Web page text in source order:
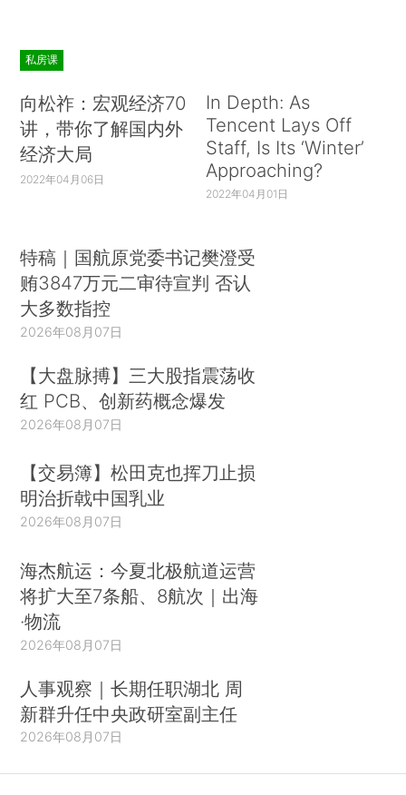
私房课
向松祚：宏观经济70
讲，带你了解国内外
经济大局
2022年04月06日
In Depth: As
Tencent Lays Off
Staff, Is Its ‘Winter’
Approaching?
2022年04月01日
特稿｜国航原党委书记樊澄受
贿3847万元二审待宣判 否认
大多数指控
2026年08月07日
【大盘脉搏】三大股指震荡收
红 PCB、创新药概念爆发
2026年08月07日
【交易簿】松田克也挥刀止损
明治折戟中国乳业
2026年08月07日
海杰航运：今夏北极航道运营
将扩大至7条船、8航次｜出海
·物流
2026年08月07日
人事观察｜长期任职湖北 周
新群升任中央政研室副主任
2026年08月07日